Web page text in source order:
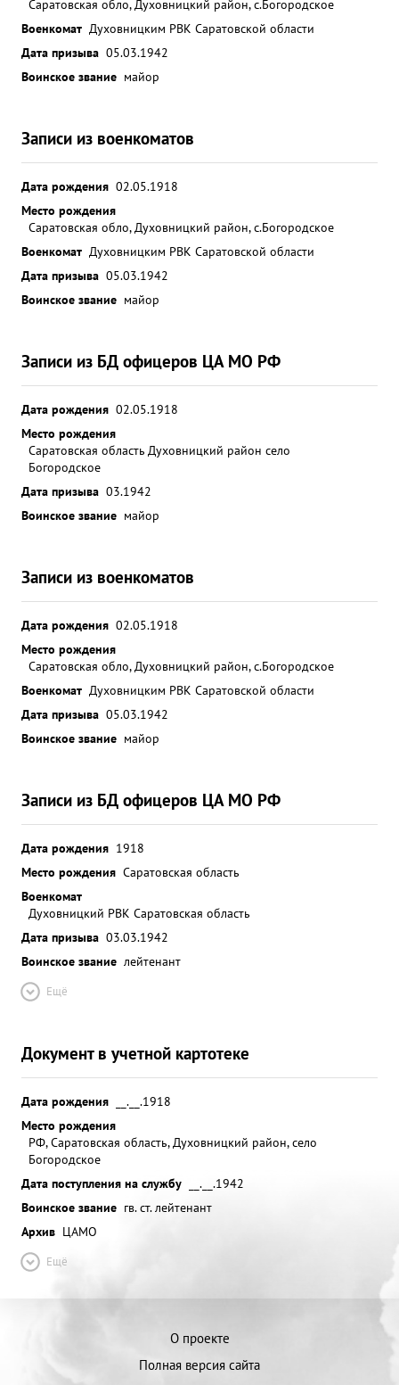
Саратовская обло, Духовницкий район, с.Богородское
Военкомат Духовницким РВК Саратовской области
Дата призыва 05.03.1942
Воинское звание майор
Записи из военкоматов
Дата рождения 02.05.1918
Место рождения
Саратовская обло, Духовницкий район, с.Богородское
Военкомат Духовницким РВК Саратовской области
Дата призыва 05.03.1942
Воинское звание майор
Записи из БД офицеров ЦА МО РФ
Дата рождения 02.05.1918
Место рождения
Саратовская область Духовницкий район село
Богородское
Дата призыва 03.1942
Воинское звание майор
Записи из военкоматов
Дата рождения 02.05.1918
Место рождения
Саратовская обло, Духовницкий район, с.Богородское
Военкомат Духовницким РВК Саратовской области
Дата призыва 05.03.1942
Воинское звание майор
Записи из БД офицеров ЦА МО РФ
Дата рождения 1918
Место рождения Саратовская область
Военкомат
Духовницкий РВК Саратовская область
Дата призыва 03.03.1942
Воинское звание лейтенант
Ещё
Документ в учетной картотеке
Дата рождения
__.__.1918
Место рождения
РФ, Саратовская область, Духовницкий район, село
Богородское
Дата поступления на службу
__.__.1942
Воинское звание гв. ст. лейтенант
Архив ЦАМО
Ещё
О проекте
Полная версия сайта